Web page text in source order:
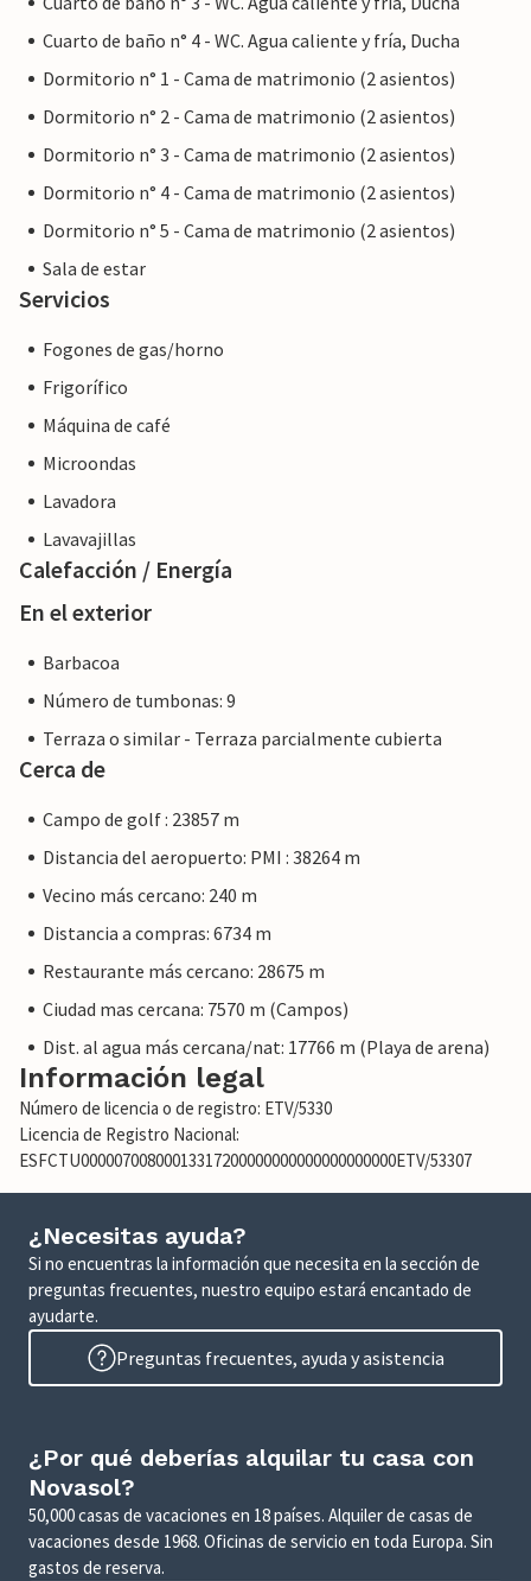
estancia no será diferente a reservar alojamiento con un
Cuarto de baño n° 4 - WC. Agua caliente y fría, Ducha
Dormitorio n° 1 - Cama de matrimonio (2 asientos)
Dormitorio n° 2 - Cama de matrimonio (2 asientos)
Dormitorio n° 3 - Cama de matrimonio (2 asientos)
Dormitorio n° 4 - Cama de matrimonio (2 asientos)
Dormitorio n° 5 - Cama de matrimonio (2 asientos)
Sala de estar
Servicios
Fogones de gas/horno
Frigorífico
Máquina de café
Microondas
Lavadora
Lavavajillas
Calefacción / Energía
En el exterior
Barbacoa
Número de tumbonas: 9
Terraza o similar - Terraza parcialmente cubierta
Cerca de
Campo de golf : 23857 m
Distancia del aeropuerto: PMI : 38264 m
Vecino más cercano: 240 m
Distancia a compras: 6734 m
Restaurante más cercano: 28675 m
Ciudad mas cercana: 7570 m (Campos)
Dist. al agua más cercana/nat: 17766 m (Playa de arena)
Información legal
Número de licencia o de registro: ETV/5330
Licencia de Registro Nacional:
ESFCTU00000700800013317200000000000000000000ETV/53307
¿Necesitas ayuda?
Si no encuentras la información que necesita en la sección de
preguntas frecuentes, nuestro equipo estará encantado de
ayudarte.
Preguntas frecuentes, ayuda y asistencia
¿Por qué deberías alquilar tu casa con
Novasol?
50,000 casas de vacaciones en 18 países. Alquiler de casas de
vacaciones desde 1968. Oficinas de servicio en toda Europa. Sin
gastos de reserva.